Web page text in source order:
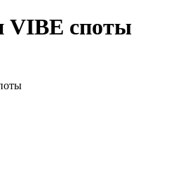
VIBE споты